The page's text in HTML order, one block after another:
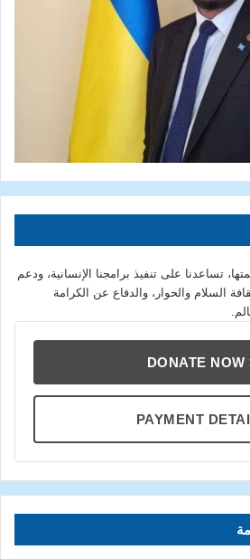
تساعدنا على تنفيذ برامجنا الإنسانية، ودعم
السلام والحوار، والدفاع عن الكرامة
DONATE NOW
PAYMENT